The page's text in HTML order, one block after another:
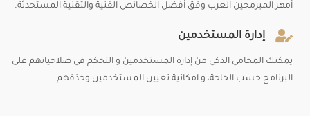
أمهر المبرمجين العرب وفق أفضل الخصائص الفنية والتقنية المستحدثة.
إدارة المستخدمين
يمكنك المحامي الذكي من إدارة المستخدمين و التحكم في صلاحياتهم على
البرنامج حسب الحاجة، و امكانية تعيين المستخدمين وحذفهم .